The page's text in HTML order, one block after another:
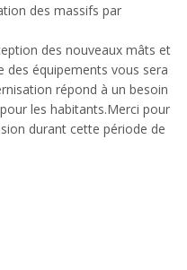
des massifs par
des nouveaux mâts et
des équipements vous sera
répond à un besoin
les habitants.Merci pour
durant cette période de